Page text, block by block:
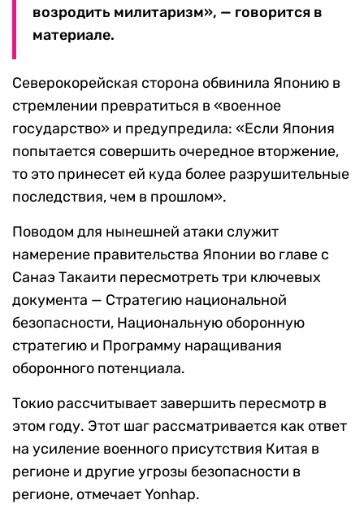
возродить милитаризм», — говорится в
материале.
Северокорейская сторона обвинила Японию в
стремлении превратиться в «военное
государство» и предупредила: «Если Япония
попытается совершить очередное вторжение,
то это принесет ей куда более разрушительные
последствия, чем в прошлом».
Поводом для нынешней атаки служит
намерение правительства Японии во главе с
Санаэ Такаити пересмотреть три ключевых
документа — Стратегию национальной
безопасности, Национальную оборонную
стратегию и Программу наращивания
оборонного потенциала.
Токио рассчитывает завершить пересмотр в
этом году. Этот шаг рассматривается как ответ
на усиление военного присутствия Китая в
регионе и другие угрозы безопасности в
регионе, отмечает Yonhap.